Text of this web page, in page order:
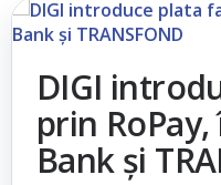
DIGI
prin
Bank și